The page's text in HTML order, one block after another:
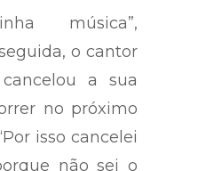
música”,
o cantor
a sua
no próximo
isso cancelei
não sei o